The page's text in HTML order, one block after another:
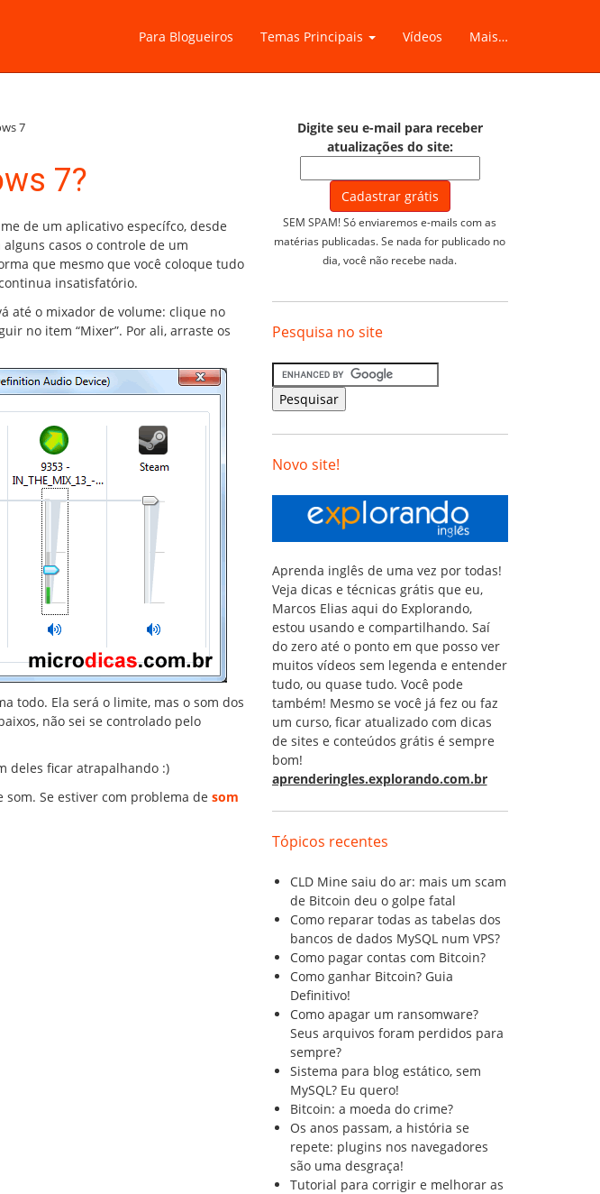
Para Blogueiros Temas Principais Vídeos Mais…
7
7?
de um aplicativo específco, desde
casos o controle de um
que mesmo que você coloque tudo
insatisfatório.
até o mixador de volume: clique no
no item “Mixer”. Por ali, arraste os
todo. Ela será o limite, mas o som dos
não sei se controlado pelo
deles ficar atrapalhando :)
Se estiver com problema de som
Digite seu e-mail para receber
atualizações do site:
SEM SPAM! Só enviaremos e-mails com as
matérias publicadas. Se nada for publicado no
dia, você não recebe nada.
Pesquisa no site
Novo site!
Aprenda inglês de uma vez por todas!
Veja dicas e técnicas grátis que eu,
Marcos Elias aqui do Explorando,
estou usando e compartilhando. Saí
do zero até o ponto em que posso ver
muitos vídeos sem legenda e entender
tudo, ou quase tudo. Você pode
também! Mesmo se você já fez ou faz
um curso, ficar atualizado com dicas
de sites e conteúdos grátis é sempre
bom!
aprenderingles.explorando.com.br
Tópicos recentes
CLD Mine saiu do ar: mais um scam
de Bitcoin deu o golpe fatal
Como reparar todas as tabelas dos
bancos de dados MySQL num VPS?
Como pagar contas com Bitcoin?
Como ganhar Bitcoin? Guia
Definitivo!
Como apagar um ransomware?
Seus arquivos foram perdidos para
sempre?
Sistema para blog estático, sem
MySQL? Eu quero!
Bitcoin: a moeda do crime?
Os anos passam, a história se
repete: plugins nos navegadores
são uma desgraça!
Tutorial para corrigir e melhorar as